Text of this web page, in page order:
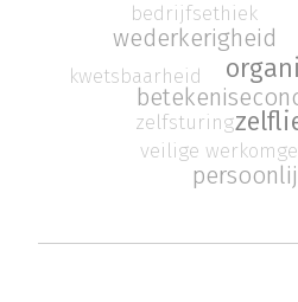
wederkerigheid
bedrijfsethiek
veilige
kwetsbaarheid
zelfsturing